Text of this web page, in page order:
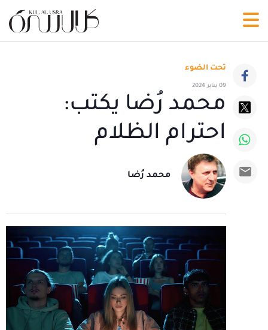
تحت الضوء
09 يناير 2024
محمد رُضا يكتب:
احترام الظلام
محمد رُضا